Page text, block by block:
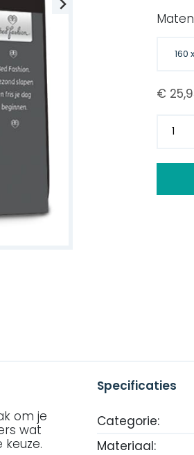
Maten
om je
wat
Specificaties
Categorie:
Materiaal: